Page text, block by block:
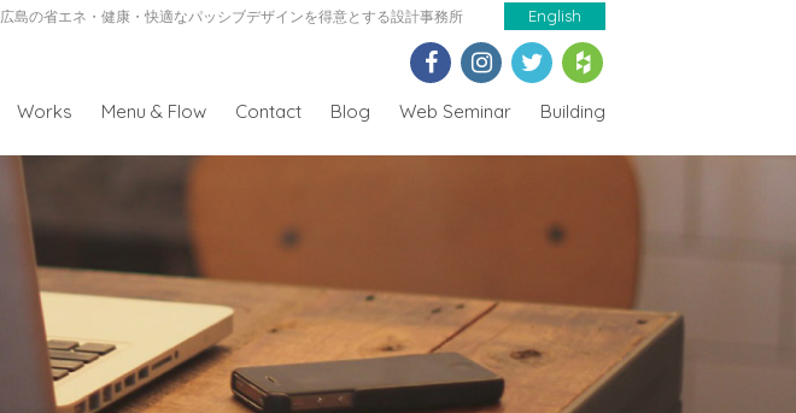
広島の省エネ・健康・快適なパッシブデザインを得意とする設計事務所 English
Works Menu & Flow Contact Blog Web Seminar Building